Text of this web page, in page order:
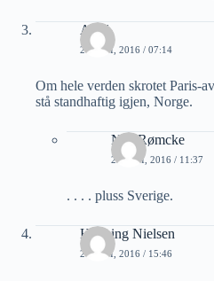
Arild
20 JULI, 2016 / 07:14
Om hele verden skrotet Paris-
stå standhaftig igjen, Norge.
Nils Rømcke
22 JULI, 2016 / 11:37
. . . . pluss Sverige.
Henning Nielsen
20 JULI, 2016 / 15:46